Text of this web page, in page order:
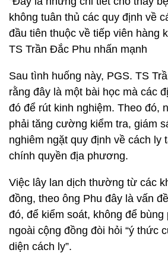
không tuân thủ các quy định về
đầu tiên thuộc về tiếp viên hàng
TS Trần Đắc Phu nhấn mạnh
Sau tình huống này, PGS. TS
rằng đây là một bài học mà các
đó để rút kinh nghiệm. Theo đó,
phải tăng cường kiểm tra, giám
nghiêm ngặt quy định về cách ly
chính quyền địa phương.
Việc lây lan dịch thường từ các
đồng, theo ông Phu đây là vấn
đó, để kiểm soát, không để
ngoài cộng đồng đòi hỏi “ý thức
diện cách ly”.